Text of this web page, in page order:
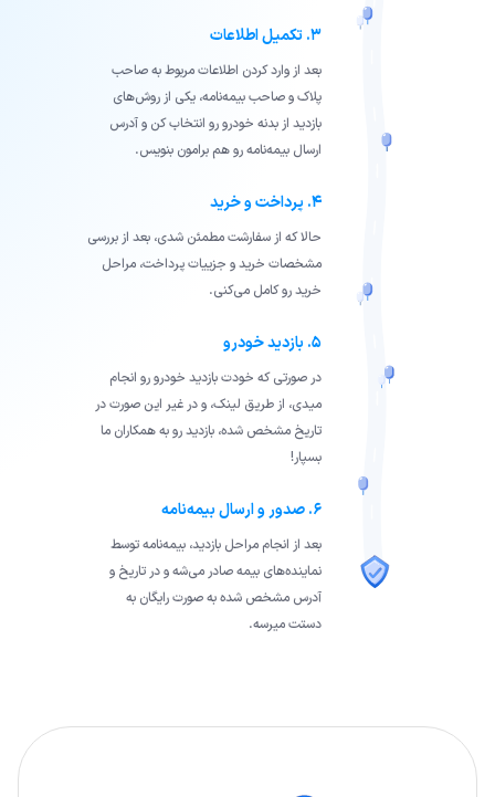
۳. تکمیل اطلاعات
بعد از وارد کردن اطلاعات مربوط به صاحب
پلاک و صاحب بیمه‌نامه، یکی از روش‌های
بازدید از بدنه خودرو رو انتخاب کن و آدرس
ارسال بیمه‌نامه رو هم برامون بنویس.
۴. پرداخت و خرید
حالا که از سفارشت مطمئن شدی، بعد از بررسی
مشخصات خرید و جزییات پرداخت، مراحل
خرید رو کامل می‌کنی.
۵. بازدید خودرو
در صورتی که خودت بازدید خودرو رو انجام
میدی، از طریق لینک، و در غیر این صورت در
تاریخ مشخص شده، بازدید رو به همکاران ما
بسپار!
۶. صدور و ارسال بیمه‌نامه
بعد از انجام مراحل بازدید، بیمه‌نامه توسط
نماینده‌های بیمه صادر می‌شه و در تاریخ و
آدرس مشخص شده به صورت رایگان به
دستت میرسه.